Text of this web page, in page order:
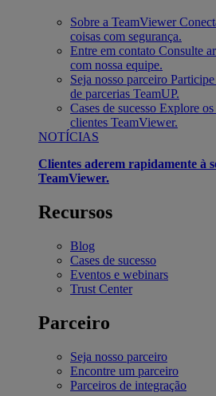
Sobre a TeamViewer
coisas com segurança.
Entre em contato Consulte
com nossa equipe.
Seja nosso parceiro
de parcerias TeamUP.
Cases de sucesso Explore os
clientes TeamViewer.
NOTÍCIAS
Clientes aderem rapidamente à
TeamViewer.
Recursos
Blog
Cases de sucesso
Eventos e webinars
Trust Center
Parceiro
Seja nosso parceiro
Encontre um parceiro
Parceiros de integração